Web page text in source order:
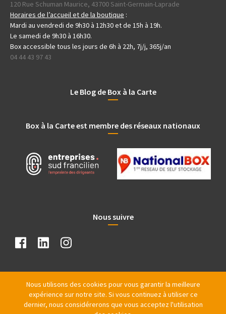
120 Rue Schuman Maurice, 43700 Saint-Germain-Laprade
Horaires de l’accueil et de la boutique :
Mardi au vendredi de 9h30 à 12h30 et de 15h à 19h.
Le samedi de 9h30 à 16h30.
Box accessible tous les jours de 6h à 22h, 7j/j, 365j/an
04 44 43 97 43
Le Blog de Box à la Carte
Box à la Carte est membre des réseaux nationaux
Nous suivre
Nous utilisons des cookies pour vous garantir la meilleure
expérience sur notre site. Si vous continuez à utiliser ce
dernier, nous considérerons que vous acceptez l'utilisation